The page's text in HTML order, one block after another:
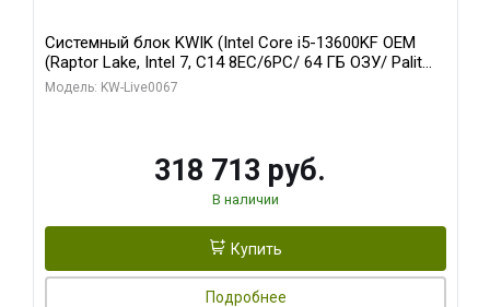
Системный блок KWIK (Intel Core i5-13600KF OEM
(Raptor Lake, Intel 7, C14 8EC/6PC/ 64 ГБ ОЗУ/ Palit
RTX5080 GAMINGPRO OC 16GB GDDR7 256bit 3xDP
Модель: KW-Live0067
318 713 руб.
В наличии
Купить
Подробнее